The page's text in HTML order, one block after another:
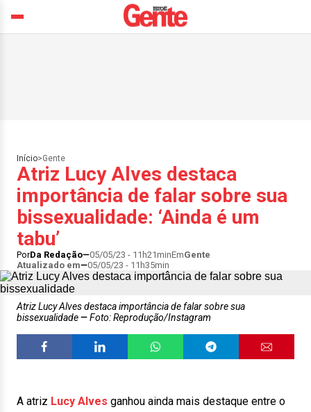
Início>Gente
Atriz Lucy Alves destaca
importância de falar sobre sua
bissexualidade: ‘Ainda é um
tabu’
PorDa Redação 05/05/23 - 11h21minEmGente
Atualizado em
05/05/23 - 11h35min
Atriz Lucy Alves destaca importância de falar sobre sua
bissexualidade
Foto: Reprodução/Instagram
A atriz Lucy Alves ganhou ainda mais destaque entre o